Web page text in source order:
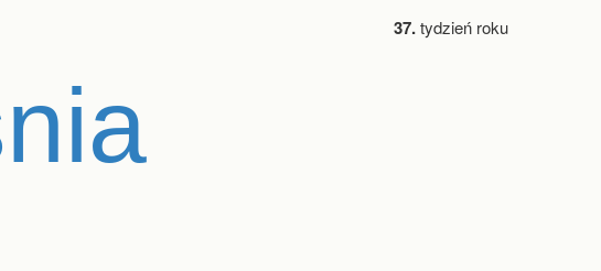
37.tydzień roku